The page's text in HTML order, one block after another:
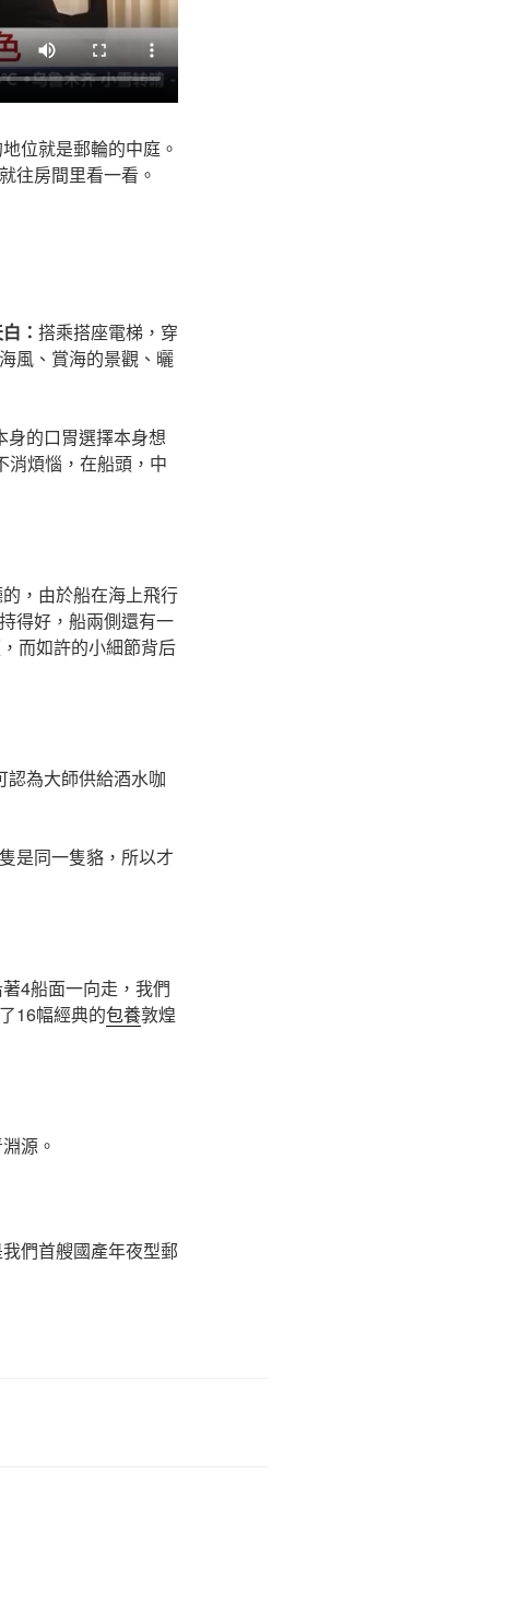
位就是郵輪的中庭。
往房間里看一看。
： 搭乘搭座電梯，穿
風、賞海的景觀、曬
的口胃選擇本身想
消煩惱，在船頭，中
，由於船在海上飛行
得好，船兩側還有一
而如許的小細節背后
認為大師供給酒水咖
是同一隻貉，所以才
4船面一向走，我們
16幅經典的包養敦煌
源。
們首艘國產年夜型郵